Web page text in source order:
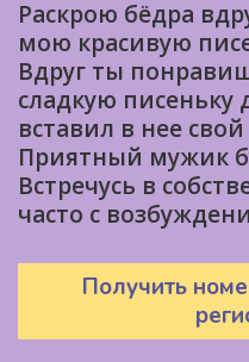
Раскрою бёдра
мою красивую
Вдруг ты
сладкую писеньку
вставил в нее
Приятный мужик
Встречусь в
часто с
Получить